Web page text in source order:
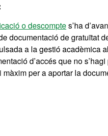
o descomptes’ha
documentació de gratuïtat
a la gestió acadèmica
d’accés que no
per a aportar la